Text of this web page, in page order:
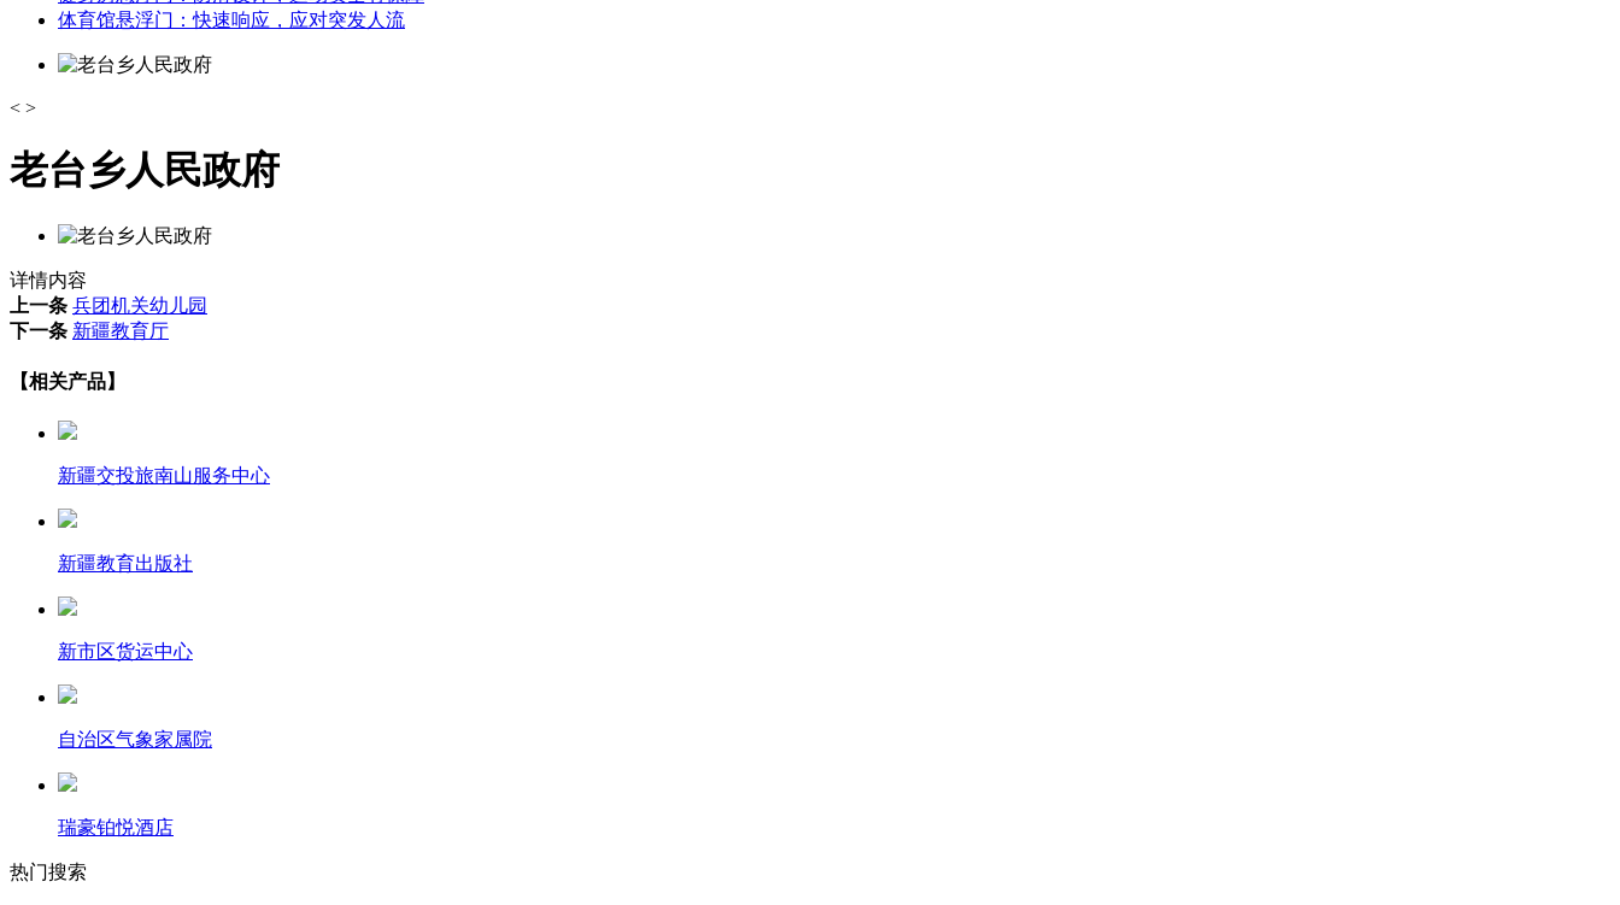
体育馆悬浮门：快速响应，应对突发人流
< >
老台乡人民政府
详情内容
上一条 兵团机关幼儿园
下一条 新疆教育厅
【相关产品】
新疆交投旅南山服务中心
新疆教育出版社
新市区货运中心
自治区气象家属院
瑞豪铂悦酒店
热门搜索